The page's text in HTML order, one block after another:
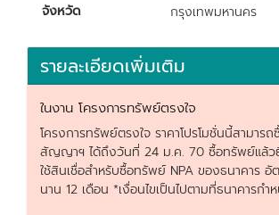
จังหวัด
กรุงเทพมหานคร
รายละเอียดเพิ่มเติม
ในงาน โครงการทรัพย์ตรงใจ
โครงการทรัพย์ตรงใจ ราคาโปรโมชั่นนี้สามารถ
สัญญาฯ ได้ถึงวันที่ 24 ม.ค. 70 ซื้อทรัพย์แล้ว
ใช้สินเชื่อสำหรับซื้อทรัพย์ NPA ของธนาคาร อั
นาน 12 เดือน *เงื่อนไขเป็นไปตามที่ธนาคารกำ